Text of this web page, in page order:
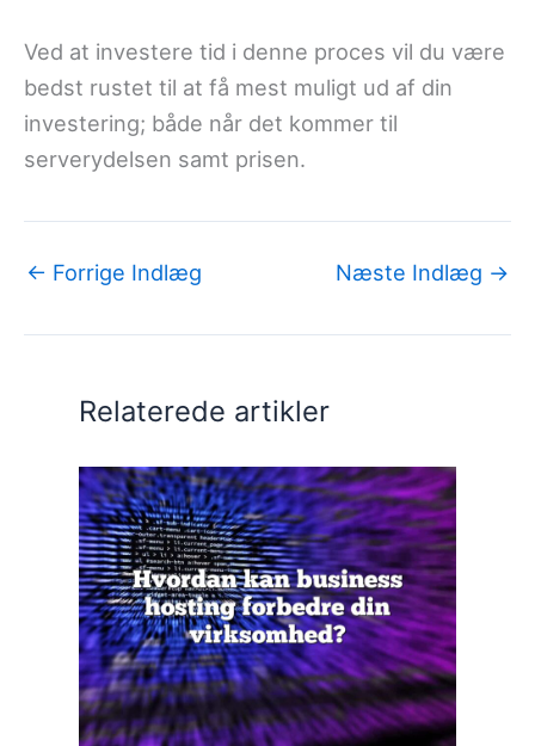
Ved at investere tid i denne proces vil du være
bedst rustet til at få mest muligt ud af din
investering; både når det kommer til
serverydelsen samt prisen.
← Forrige Indlæg Næste Indlæg →
Relaterede artikler